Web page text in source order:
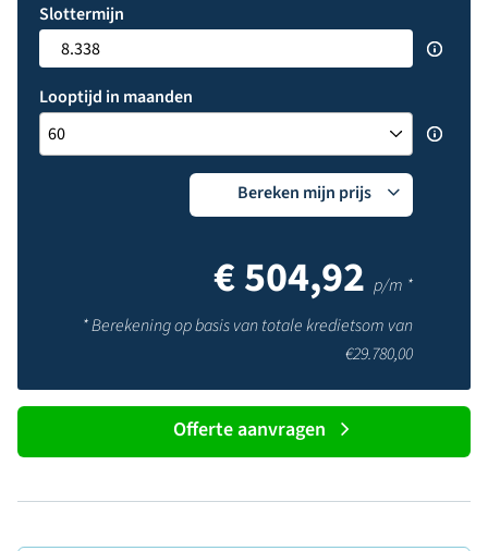
Slottermijn
Looptijd in maanden
Bereken mijn prijs
€504,92 p/m *
* Berekening op basis van totale kredietsom van
€29.780,00
Offerte aanvragen